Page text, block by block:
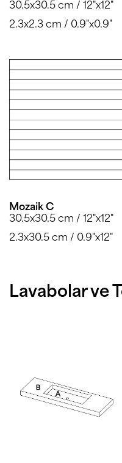
30.5x30.5 cm / 12"x12"
2.3x2.3 cm / 0.9"x0.9"
Mozaik C
30.5x30.5 cm / 12"x12"
2.3x30.5 cm / 0.9"x12"
Lavabolar ve